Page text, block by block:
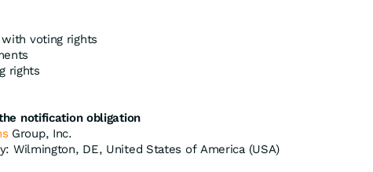
voting rights
rights
notification obligation
Group, Inc.
Wilmington, DE, United States of America (USA)